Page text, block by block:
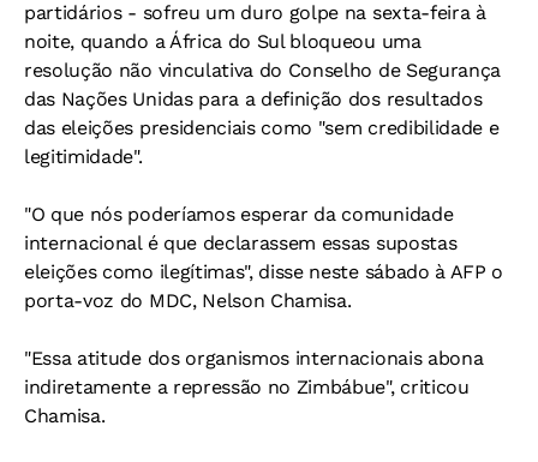
partidários - sofreu um duro golpe na sexta-feira à
noite, quando a África do Sul bloqueou uma
resolução não vinculativa do Conselho de Segurança
das Nações Unidas para a definição dos resultados
das eleições presidenciais como "sem credibilidade e
legitimidade".
"O que nós poderíamos esperar da comunidade
internacional é que declarassem essas supostas
eleições como ilegítimas", disse neste sábado à AFP o
porta-voz do MDC, Nelson Chamisa.
"Essa atitude dos organismos internacionais abona
indiretamente a repressão no Zimbábue", criticou
Chamisa.